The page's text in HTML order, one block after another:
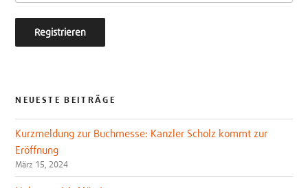
NEUESTE BEITRÄGE
Kurzmeldung zur Buchmesse: Kanzler Scholz kommt zur
Eröffnung
März 15, 2024